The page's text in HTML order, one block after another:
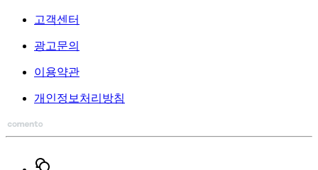
고객센터
광고문의
이용약관
개인정보처리방침